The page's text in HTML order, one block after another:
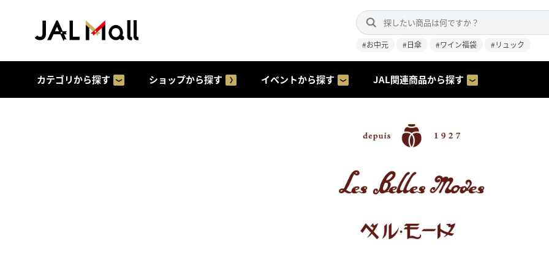
#お中元 #日傘 #ワイン福袋 #リュック
カテゴリから探す ショップから探す イベントから探す JAL関連商品から探す